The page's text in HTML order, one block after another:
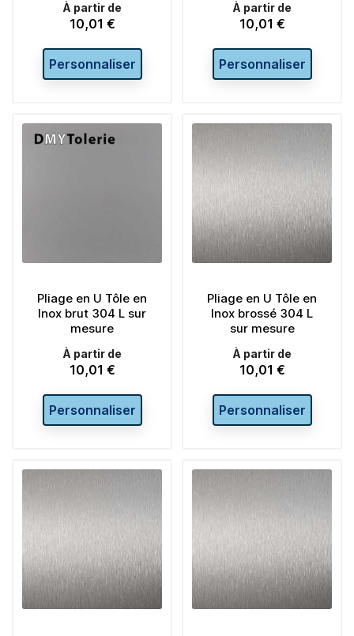
À partir de
Prix
10,01 €
Personnaliser
À partir de
Prix
10,01 €
Personnaliser
Pliage en U Tôle en
Inox brut 304 L sur
mesure
À partir de
Prix
10,01 €
Personnaliser
Pliage en U Tôle en
Inox brossé 304 L
sur mesure
À partir de
Prix
10,01 €
Personnaliser